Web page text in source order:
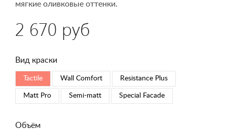
мягкие оливковые оттенки.
2 670 руб
Вид краски
Tactile Wall Comfort Resistance Plus
Matt Pro Semi-matt Special Faсade
Объём